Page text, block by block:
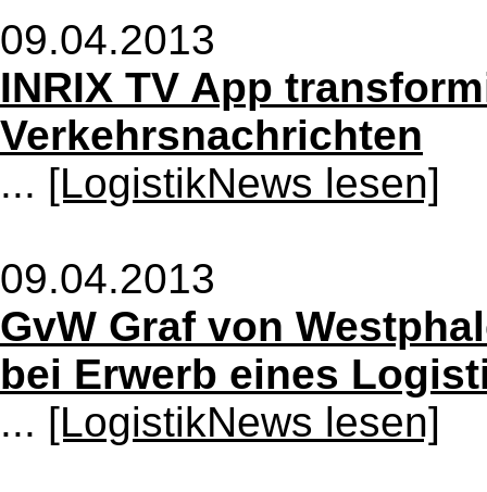
09.04.2013
INRIX TV App
Verkehrsnachrichten
... [LogistikNews lesen]
09.04.2013
GvW Graf von
bei Erwerb eines
... [LogistikNews lesen]